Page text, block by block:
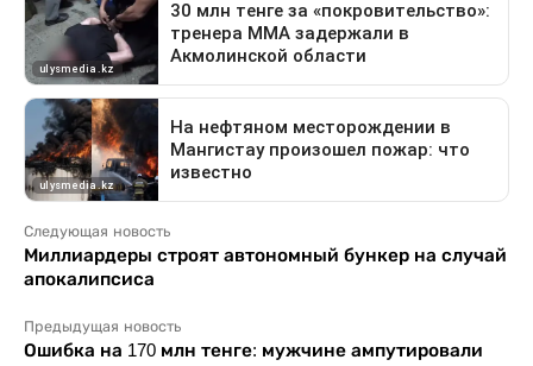
Следующая новость
Миллиардеры строят автономный бункер на случай
апокалипсиса
Предыдущая новость
Ошибка на 170 млн тенге: мужчине ампутировали